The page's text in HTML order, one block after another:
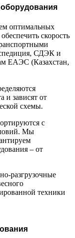
оптимальных
скорость
СДЭК и
ЕАЭС (Казахстан,
и зависят от
схемы.
с
Мы
– от
разгрузочные
техники